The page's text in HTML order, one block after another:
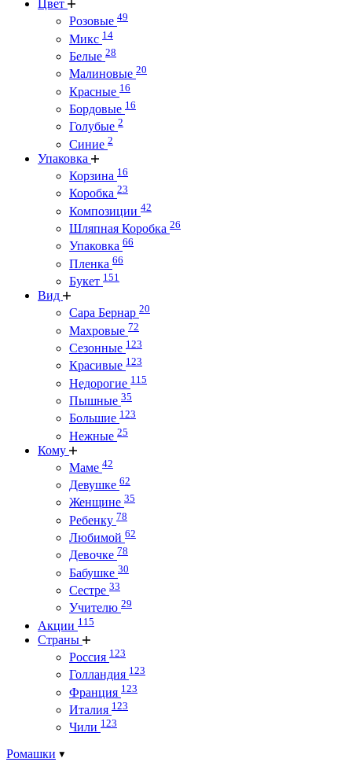
Цвет
Розовые 49
Микс 14
Белые 28
Малиновые 20
Красные 16
Бордовые 16
Голубые 2
Синие 2
Упаковка
Корзина 16
Коробка 23
Композиции 42
Шляпная Коробка 26
Упаковка 66
Пленка 66
Букет 151
Вид
Сара Бернар 20
Махровые 72
Сезонные 123
Красивые 123
Недорогие 115
Пышные 35
Большие 123
Нежные 25
Кому
Маме 42
Девушке 62
Женщине 35
Ребенку 78
Любимой 62
Девочке 78
Бабушке 30
Сестре 33
Учителю 29
Акции 115
Страны
Россия 123
Голландия 123
Франция 123
Италия 123
Чили 123
Ромашки